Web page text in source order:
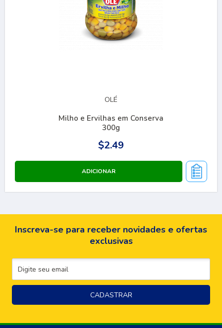
OLÉ
Milho e Ervilhas em Conserva
300g
$2.49
Inscreva-se para receber novidades e ofertas
exclusivas